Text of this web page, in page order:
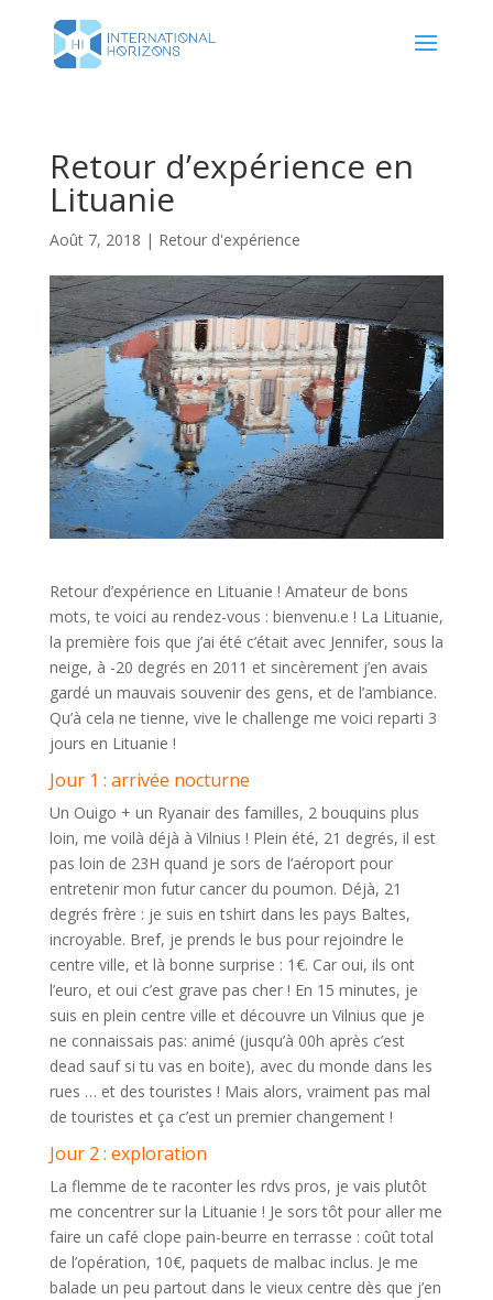
Retour d’expérience en
Lituanie
Août 7, 2018 | Retour d'expérience
Retour d’expérience en Lituanie ! Amateur de bons
mots, te voici au rendez-vous : bienvenu.e ! La Lituanie,
la première fois que j’ai été c’était avec Jennifer, sous la
neige, à -20 degrés en 2011 et sincèrement j’en avais
gardé un mauvais souvenir des gens, et de l’ambiance.
Qu’à cela ne tienne, vive le challenge me voici reparti 3
jours en Lituanie !
Jour 1 : arrivée nocturne
Un Ouigo + un Ryanair des familles, 2 bouquins plus
loin, me voilà déjà à Vilnius ! Plein été, 21 degrés, il est
pas loin de 23H quand je sors de l’aéroport pour
entretenir mon futur cancer du poumon. Déjà, 21
degrés frère : je suis en tshirt dans les pays Baltes,
incroyable. Bref, je prends le bus pour rejoindre le
centre ville, et là bonne surprise : 1€. Car oui, ils ont
l’euro, et oui c’est grave pas cher ! En 15 minutes, je
suis en plein centre ville et découvre un Vilnius que je
ne connaissais pas: animé (jusqu’à 00h après c’est
dead sauf si tu vas en boite), avec du monde dans les
rues … et des touristes ! Mais alors, vraiment pas mal
de touristes et ça c’est un premier changement !
Jour 2 : exploration
La flemme de te raconter les rdvs pros, je vais plutôt
me concentrer sur la Lituanie ! Je sors tôt pour aller me
faire un café clope pain-beurre en terrasse : coût total
de l’opération, 10€, paquets de malbac inclus. Je me
balade un peu partout dans le vieux centre dès que j’en